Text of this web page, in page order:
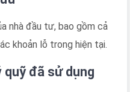
nhà đầu tư, bao gồm cả
khoản lỗ trong hiện tại.
quỹ đã sử dụng